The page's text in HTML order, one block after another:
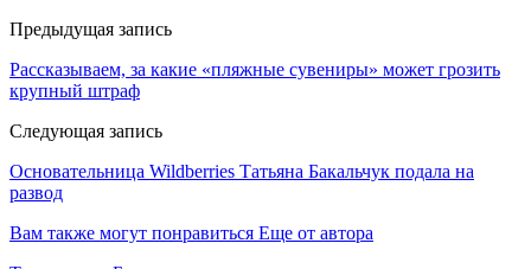
Предыдущая запись
Рассказываем, за какие «пляжные сувениры» может грозить
крупный штраф
Следующая запись
Основательница Wildberries Татьяна Бакальчук подала на
развод
Вам также могут понравиться Еще от автора